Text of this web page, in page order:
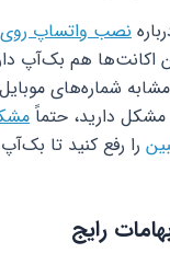
نصب واتساپ
اکانت‌ها هم بک‌آپ
مشابه شماره‌های
دارید، حتماً
را رفع کنید تا
رایج